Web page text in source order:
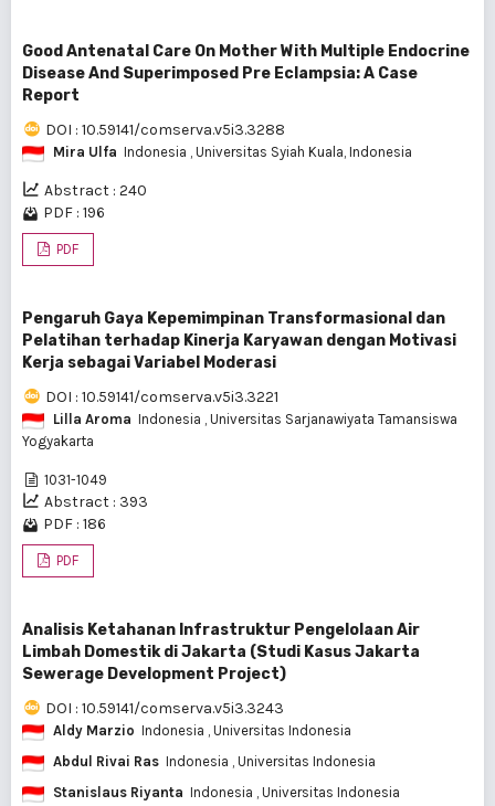
Good Antenatal Care On Mother With Multiple Endocrine
Disease And Superimposed Pre Eclampsia: A Case
Report
DOI : 10.59141/comserva.v5i3.3288
Mira Ulfa Indonesia , Universitas Syiah Kuala, Indonesia
Abstract : 240
PDF : 196
PDF
Pengaruh Gaya Kepemimpinan Transformasional dan
Pelatihan terhadap Kinerja Karyawan dengan Motivasi
Kerja sebagai Variabel Moderasi
DOI : 10.59141/comserva.v5i3.3221
Lilla Aroma Indonesia , Universitas Sarjanawiyata Tamansiswa
Yogyakarta
1031-1049
Abstract : 393
PDF : 186
PDF
Analisis Ketahanan Infrastruktur Pengelolaan Air
Limbah Domestik di Jakarta (Studi Kasus Jakarta
Sewerage Development Project)
DOI : 10.59141/comserva.v5i3.3243
Aldy Marzio Indonesia , Universitas Indonesia
Abdul Rivai Ras Indonesia , Universitas Indonesia
Stanislaus Riyanta Indonesia , Universitas Indonesia